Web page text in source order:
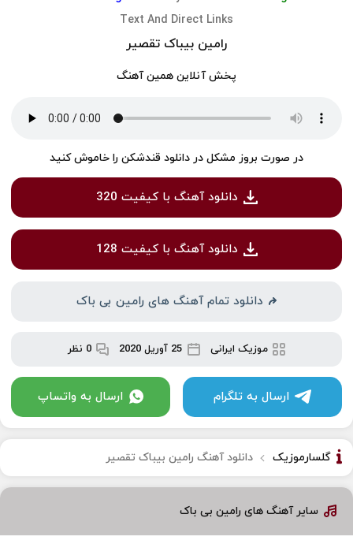
Text And Direct Links
رامین بیباک تقصیر
پخش آنلاین همین آهنگ
در صورت بروز مشکل در دانلود قندشکن را خاموش کنید
دانلود آهنگ با کیفیت 320
دانلود آهنگ با کیفیت 128
دانلود تمام آهنگ های رامین بی باک
موزیک ایرانی 25 آوریل 2020 0 نظر
ارسال به تلگرام ارسال به واتساپ
گلسارموزیک دانلود آهنگ رامین بیباک تقصیر
سایر آهنگ های رامین بی باک